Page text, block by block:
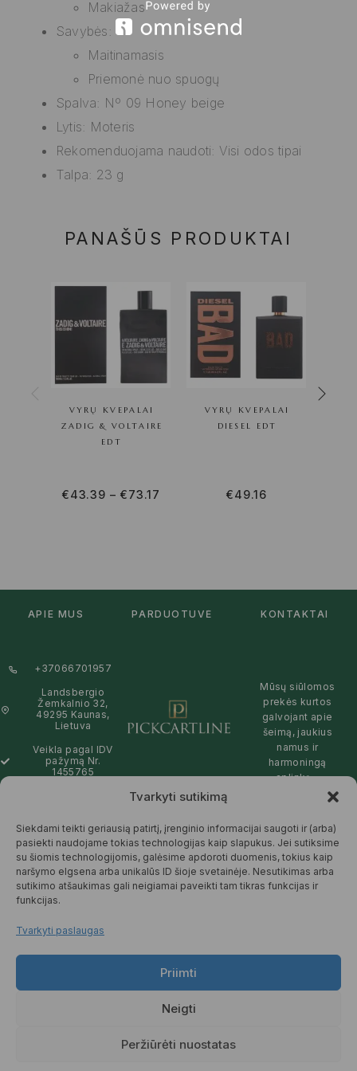
Tvarkyti sutikimą
Siekdami teikti geriausią patirtį, įrenginio informacijai saugoti ir (arba)
pasiekti naudojame tokias technologijas kaip slapukus. Jei sutiksime
su šiomis technologijomis, galėsime apdoroti duomenis, tokius kaip
naršymo elgsena arba unikalūs ID šioje svetainėje. Nesutikimas arba
sutikimo atšaukimas gali neigiamai paveikti tam tikras funkcijas ir
funkcijas.
Tvarkyti paslaugas
Priimti
Neigti
Peržiūrėti nuostatas
Makiažas
Savybės:
Maitinamasis
Priemonė nuo spuogų
Spalva: Nº 09 Honey beige
Lytis: Moteris
Rekomenduojama naudoti: Visi odos tipai
Talpa: 23 g
PANAŠŪS PRODUKTAI
VYRŲ KVEPALAI
ZADIG & VOLTAIRE
EDT
€43.39 – €73.17
VYRŲ KVEPALAI
DIESEL EDT
€49.16
APIE MUS PARDUOTUVĖ KONTAKTAI
+37066701957
Landsbergio
Žemkalnio 32,
49295 Kaunas,
Lietuva
Veikla pagal IDV
pažymą Nr.
1455765
09:00 - 19:00
Mūsų siūlomos
prekės kurtos
galvojant apie
šeimą, jaukius
namus ir
harmoningą
aplinką –
draugiškos tiek
Jums, tiek
gamtai.
DAUGIAU
© 2025 Pickcartline.com. Visos
teisės saugomos.
PREKIŲ KEITIMAS IR GRĄŽINIMAS